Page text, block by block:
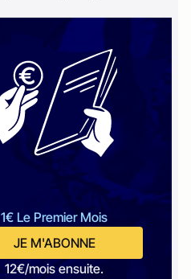
1€ Le Premier Mois
JE M'ABONNE
12€/mois ensuite.